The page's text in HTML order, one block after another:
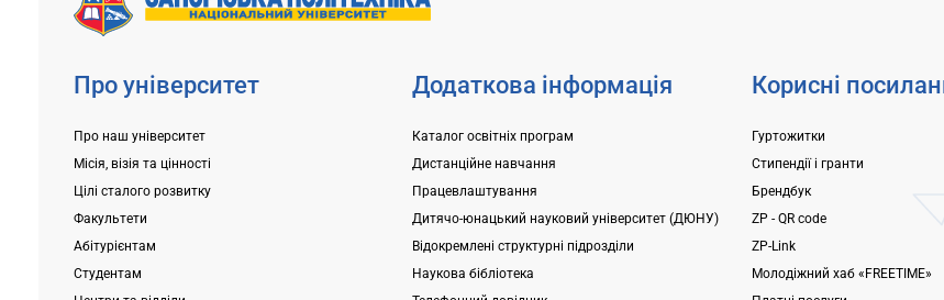
щоб...
університеті, заплановано проведення...
Про університет
Про наш університет
Місія, візія та цінності
Цілі сталого розвитку
Факультети
Абітурієнтам
Студентам
Додаткова інформація
Каталог освітніх програм
Дистанційне навчання
Працевлаштування
Дитячо-юнацький науковий університет (ДЮНУ)
Відокремлені структурні підрозділи
Наукова бібліотека
Корисні
Гуртожитки
Стипендії і гранти
Брендбук
ZP - QR code
ZP-Link
Молодіжний хаб «FREETIME»